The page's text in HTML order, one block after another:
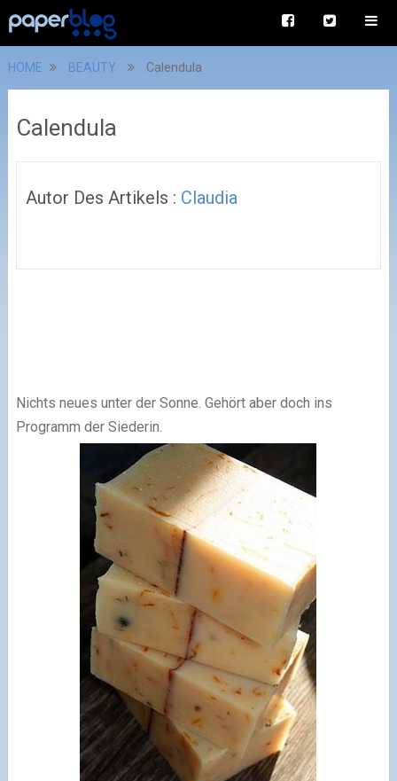
HOME BEAUTY Calendula
Calendula
Autor Des Artikels : Claudia
Nichts neues unter der Sonne. Gehört aber doch ins
Programm der Siederin.